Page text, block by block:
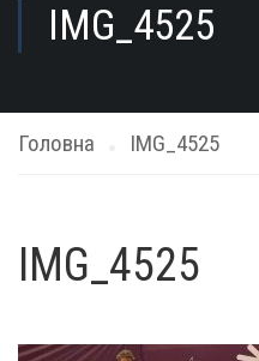
IMG_4525
Головна IMG_4525
IMG_4525